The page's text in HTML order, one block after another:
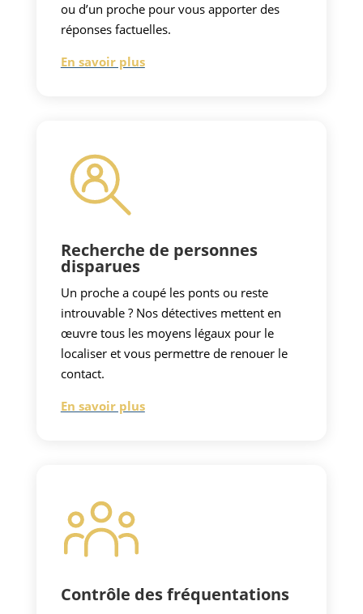
ou d’un proche pour vous apporter des
réponses factuelles.
En savoir plus
Recherche de personnes
disparues
Un proche a coupé les ponts ou reste
introuvable ? Nos détectives mettent en
œuvre tous les moyens légaux pour le
localiser et vous permettre de renouer le
contact.
En savoir plus
Contrôle des fréquentations